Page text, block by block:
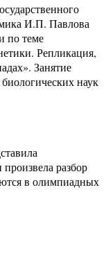
И.П. Павлова
по теме
Репликация,
Занятие
наук
разбор
в олимпиадных